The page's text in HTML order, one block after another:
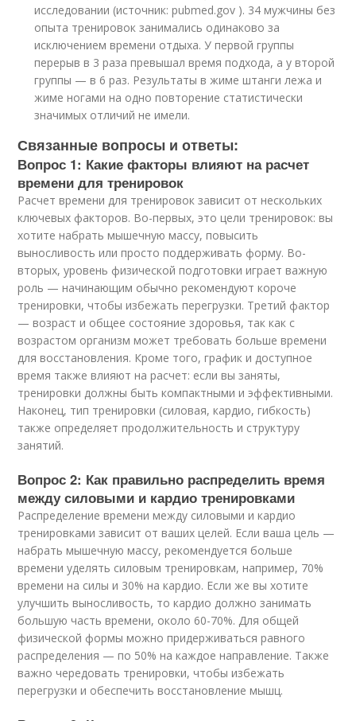
исследовании (источник: pubmed.gov ). 34 мужчины без
опыта тренировок занимались одинаково за
исключением времени отдыха. У первой группы
перерыв в 3 раза превышал время подхода, а у второй
группы — в 6 раз. Результаты в жиме штанги лежа и
жиме ногами на одно повторение статистически
значимых отличий не имели.
Связанные вопросы и ответы:
Вопрос 1: Какие факторы влияют на расчет
времени для тренировок
Расчет времени для тренировок зависит от нескольких
ключевых факторов. Во-первых, это цели тренировок: вы
хотите набрать мышечную массу, повысить
выносливость или просто поддерживать форму. Во-
вторых, уровень физической подготовки играет важную
роль — начинающим обычно рекомендуют короче
тренировки, чтобы избежать перегрузки. Третий фактор
— возраст и общее состояние здоровья, так как с
возрастом организм может требовать больше времени
для восстановления. Кроме того, график и доступное
время также влияют на расчет: если вы заняты,
тренировки должны быть компактными и эффективными.
Наконец, тип тренировки (силовая, кардио, гибкость)
также определяет продолжительность и структуру
занятий.
Вопрос 2: Как правильно распределить время
между силовыми и кардио тренировками
Распределение времени между силовыми и кардио
тренировками зависит от ваших целей. Если ваша цель —
набрать мышечную массу, рекомендуется больше
времени уделять силовым тренировкам, например, 70%
времени на силы и 30% на кардио. Если же вы хотите
улучшить выносливость, то кардио должно занимать
большую часть времени, около 60-70%. Для общей
физической формы можно придерживаться равного
распределения — по 50% на каждое направление. Также
важно чередовать тренировки, чтобы избежать
перегрузки и обеспечить восстановление мышц.